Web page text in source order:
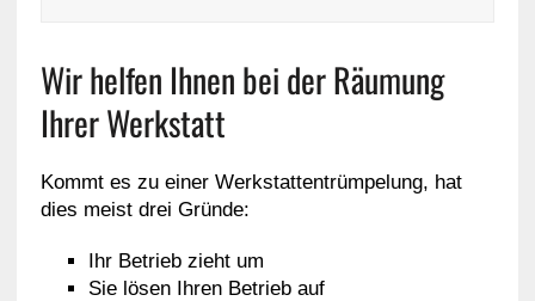
Wir helfen Ihnen bei der Räumung
Ihrer Werkstatt
Kommt es zu einer Werkstattentrümpelung, hat
dies meist drei Gründe:
Ihr Betrieb zieht um
Sie lösen Ihren Betrieb auf